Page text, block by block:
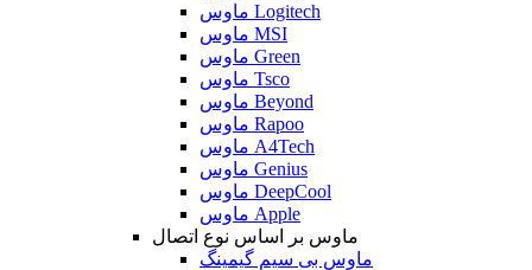
ماوس Logitech
ماوس MSI
ماوس Green
ماوس Tsco
ماوس Beyond
ماوس Rapoo
ماوس A4Tech
ماوس Genius
ماوس DeepCool
ماوس Apple
ماوس بر اساس نوع اتصال
ماوس بی سیم گیمینگ